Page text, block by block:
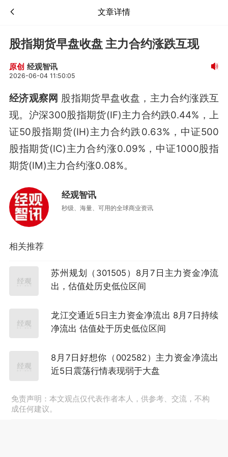
文章详情
股指期货早盘收盘 主力合约涨跌互现
原创 经观智讯
2026-06-04 11:50:05
经济观察网 股指期货早盘收盘，主力合约涨跌互
现。沪深300股指期货(IF)主力合约跌0.44%，上
证50股指期货(IH)主力合约跌0.63%，中证500
股指期货(IC)主力合约涨0.09%，中证1000股指
期货(IM)主力合约涨0.08%。
经观智讯
秒级、海量、可用的全球商业资讯
相关推荐
苏州规划（301505）8月7日主力资金净流
出，估值处历史低位区间
龙江交通近5日主力资金净流出 8月7日持续
净流出 估值处于历史低位区间
8月7日好想你（002582）主力资金净流出
近5日震荡行情表现弱于大盘
免责声明：本文观点仅代表作者本人，供参考、交流，不构
成任何建议。